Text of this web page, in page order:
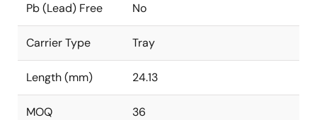
Pb (Lead) Free No
Carrier Type Tray
Length (mm) 24.13
MOQ 36